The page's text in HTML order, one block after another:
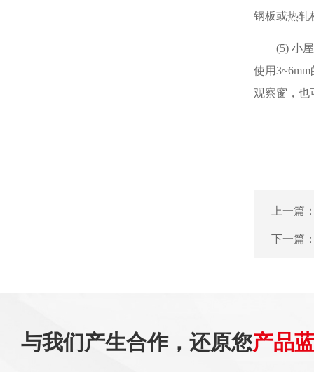
钢板或热轧
(5) 小
使用
观察窗，也
上一篇
下一篇
与我们产生合作，还原您产品